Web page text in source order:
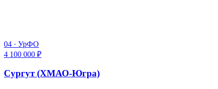
04 · УрФО
4 100 000 ₽
Сургут (ХМАО-Югра)